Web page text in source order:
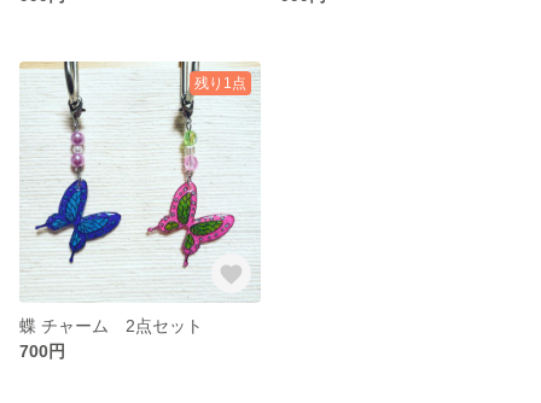
残り1点
蝶 チャーム 2点セット
700円